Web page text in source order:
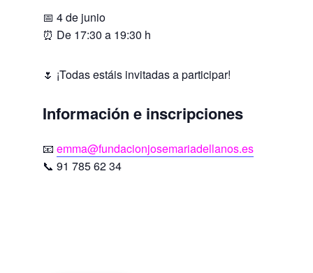
📅 4 de junio
⏰ De 17:30 a 19:30 h
🌷 ¡Todas estáis invitadas a participar!
Información e inscripciones
📧 emma@fundacionjosemariadellanos.es
📞 91 785 62 34